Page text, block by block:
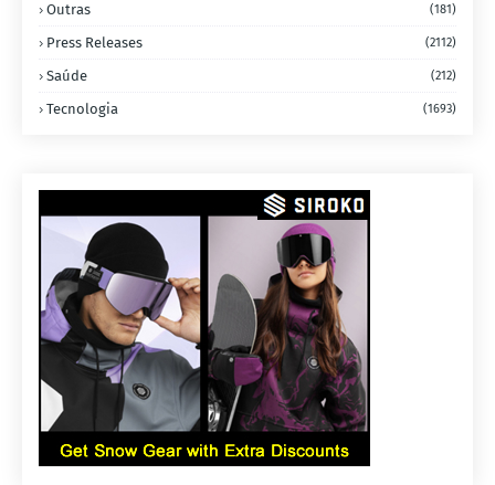
Outras (181)
Press Releases (2112)
Saúde (212)
Tecnologia (1693)